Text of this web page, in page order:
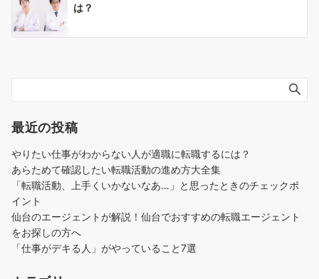
は？
最近の投稿
やりたい仕事がわからない人が適職に転職するには？
あらためて確認したい転職活動の進め方大全集
「転職活動、上手くいかないなあ…」と思ったときのチェックポ
イント
仙台のエージェントが解説！仙台でおすすめの転職エージェント
をお探しの方へ
「仕事がデキる人」がやっていること7選